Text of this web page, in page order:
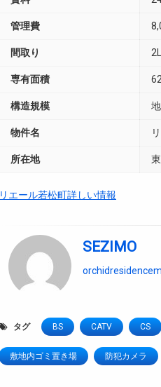
管理費
間取り
専有面積
構造規模
物件名
所在地
リエール若松町詳しい情報
SEZIMO
タグ BS CATV CS
敷地内ゴミ置き場 防犯カメラ